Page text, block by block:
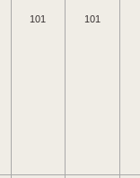
101 101